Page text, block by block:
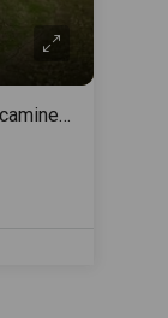
Chacras de 60 ha en Garzón, con caminería y luz en la portera.